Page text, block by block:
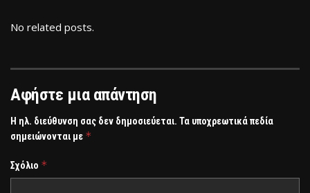
No related posts.
Αφήστε μια απάντηση
Η ηλ. διεύθυνση σας δεν δημοσιεύεται. Τα υποχρεωτικά πεδία
σημειώνονται με *
Σχόλιο *